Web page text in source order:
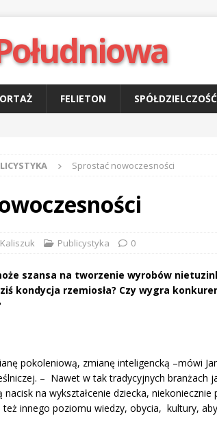
FELIETON SPÓŁDZIELCZOŚĆ
Sprostać nowoczesności
Publicystyka 0
szansa na tworzenie wyrobów
kondycja rzemiosła? Czy wygra
pokoleniową, zmianę inteligencką –mówi
– Nawet w tak tradycyjnych branżach
nacisk na wykształcenie dziecka,
też innego poziomu wiedzy, obycia, kultury,